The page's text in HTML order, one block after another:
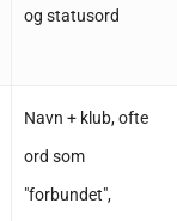
og statusord
Navn + klub, ofte
ord som
"forbundet",